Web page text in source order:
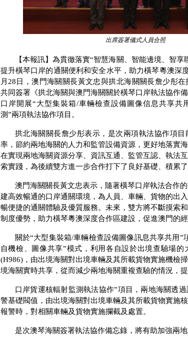
出席簽署儀式人員合照
【本報訊】為貫徹落實“智慧海關、智能邊境、智享
提升橫琴口岸的通關便利和安全水平，助力橫琴粵澳深
月 28 日，澳門海關關長黃文忠與拱北海關關長詹少彤
共同簽署《拱北海關與澳門海關關於橫琴口岸執法協作
口岸開展“大型集裝箱/車輛檢查設備圖像信息共享共
測”兩項執法協作項目。
拱北海關關長詹少彤表示，是次兩項執法協作項
率，節約兩地海關的人力和監管設備資源，更好地落實
在實現兩地海關資源分享、資訊互通、監管互認、執法
索實踐，為後續雙方進一步合作打下了良好基礎、積累了
澳門海關關長黃文忠表示，隨著橫琴口岸執法合作
建高效暢通的口岸通關環境，為人員、車輛、貨物的出
暢便捷的通關體驗及優質服務。未來，雙方將不斷摸索
制度優勢，助力橫琴粵澳深度合作區建設，促進澳門的經
關於“大型集裝箱/車輛檢查設備圖像訊息共享共用”
自機檢、圖像共享”模式，利用各自設於出境查驗場的
(H986)，由出境海關對出境車輛及其所載貨物實施機檢
境海關實時共享，從而減少兩地海關重複查驗的情況，提
口岸貨運核輻射監測執法協作”項目，兩地海關透
警基礎閥值，由出境海關對出境車輛及其所載貨物實施
報警時，對相關車輛及貨物實施攔截及處置。
是次澳琴海關簽署執法協作備忘錄，將有助加強兩